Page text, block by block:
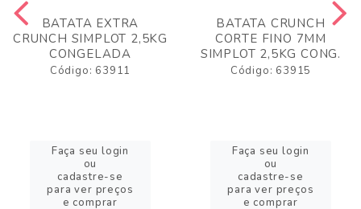
BATATA EXTRA
CRUNCH SIMPLOT 2,5KG
CONGELADA
Código: 63911
Faça seu login
ou
cadastre-se
para ver preços
e comprar
BATATA CRUNCH
CORTE FINO 7MM
SIMPLOT 2,5KG CONG.
Código: 63915
Faça seu login
ou
cadastre-se
para ver preços
e comprar